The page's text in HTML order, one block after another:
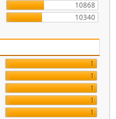
10868
10340
1
1
1
1
1